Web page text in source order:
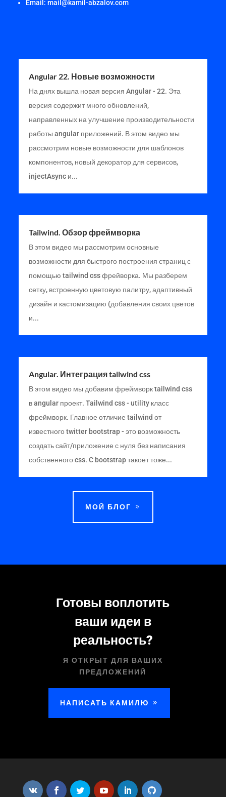
Email: mail@kamil-abzalov.com
Angular 22. Новые возможности
На днях вышла новая версия Angular - 22. Эта
версия содержит много обновлений,
направленных на улучшение производительности
работы angular приложений. В этом видео мы
рассмотрим новые возможности для шаблонов
компонентов, новый декоратор для сервисов,
injectAsync и...
Tailwind. Обзор фреймворка
В этом видео мы рассмотрим основные
возможности для быстрого построения страниц с
помощью tailwind css фрейворка. Мы разберем
сетку, встроенную цветовую палитру, адаптивный
дизайн и кастомизацию (добавления своих цветов
и...
Angular. Интеграция tailwind css
В этом видео мы добавим фреймворк tailwind css
в angular проект. Tailwind css - utility класс
фреймворк. Главное отличие tailwind от
известного twitter bootstrap - это возможность
создать сайт/приложение с нуля без написания
собственного css. C bootstrap такоет тоже...
МОЙ БЛОГ
Готовы воплотить
ваши идеи в
реальность?
Я ОТКРЫТ ДЛЯ ВАШИХ
ПРЕДЛОЖЕНИЙ
НАПИСАТЬ КАМИЛЮ